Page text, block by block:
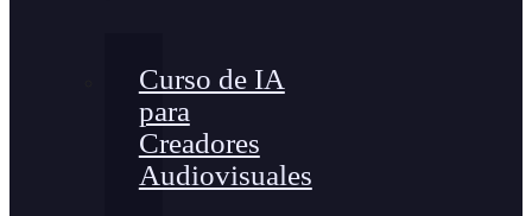
Curso de IA
para
Creadores
Audiovisuales